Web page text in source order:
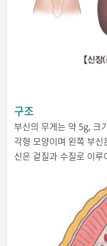
구조
부신의 무게는 약 5g, 크
각형 모양이며 왼쪽 부
신은 겉질과 수질로 이루